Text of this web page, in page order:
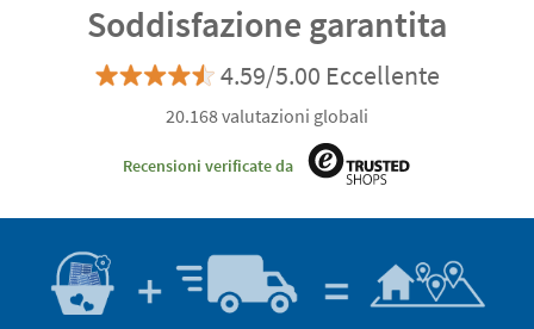
Soddisfazione garantita
4.59/5.00 Eccellente
20.168 valutazioni globali
Recensioni verificate da